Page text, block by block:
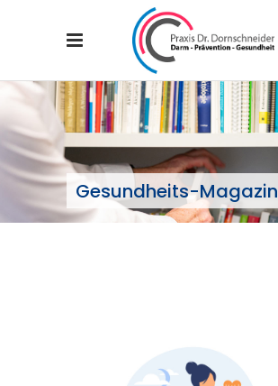
Gesundheits-Magazin